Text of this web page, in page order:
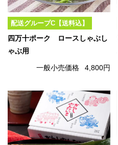
配送グループC【送料込】
四万十ポーク ロースしゃぶし
ゃぶ用
一般小売価格 4,800円